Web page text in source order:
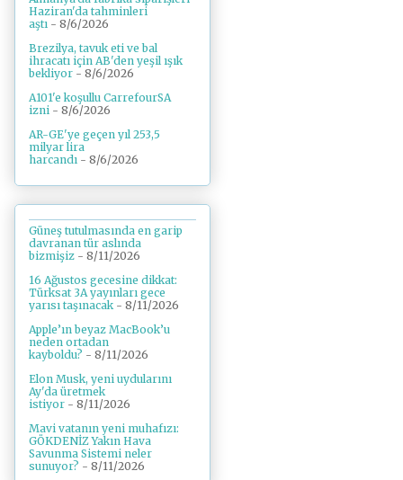
Haziran'da tahminleri
aştı - 8/6/2026
Brezilya, tavuk eti ve bal
ihracatı için AB'den yeşil ışık
bekliyor - 8/6/2026
A101'e koşullu CarrefourSA
izni - 8/6/2026
AR-GE'ye geçen yıl 253,5
milyar lira
harcandı - 8/6/2026
Güneş tutulmasında en garip
davranan tür aslında
bizmişiz - 8/11/2026
16 Ağustos gecesine dikkat:
Türksat 3A yayınları gece
yarısı taşınacak- 8/11/2026
Apple’ın beyaz MacBook’u
neden ortadan
kayboldu? - 8/11/2026
Elon Musk, yeni uydularını
Ay'da üretmek
istiyor - 8/11/2026
Mavi vatanın yeni muhafızı:
GÖKDENİZ Yakın Hava
Savunma Sistemi neler
sunuyor? - 8/11/2026